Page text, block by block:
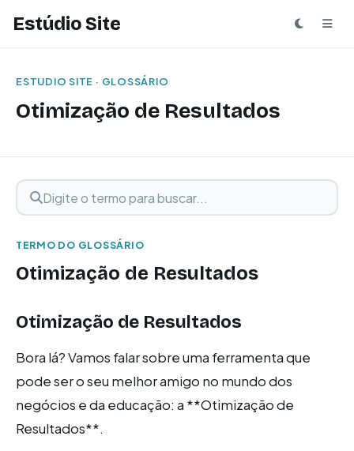
Estúdio Site
ESTUDIO SITE · GLOSSÁRIO
Otimização de Resultados
Buscar termo
Digite o termo para buscar
TERMO DO GLOSSÁRIO
Otimização de Resultados
Otimização de Resultados
Bora lá? Vamos falar sobre uma ferramenta que
pode ser o seu melhor amigo no mundo dos
negócios e da educação: a **Otimização de
Resultados**.